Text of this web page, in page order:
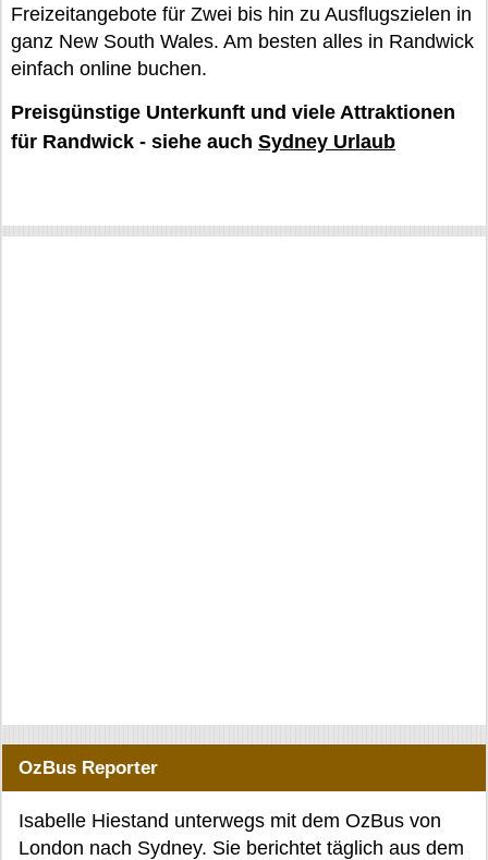
Freizeitangebote für Zwei bis hin zu Ausflugszielen in
ganz New South Wales. Am besten alles in Randwick
einfach online buchen.
Preisgünstige Unterkunft und viele Attraktionen
für Randwick - siehe auch Sydney Urlaub
OzBus Reporter
Isabelle Hiestand unterwegs mit dem OzBus von
London nach Sydney. Sie berichtet täglich aus dem